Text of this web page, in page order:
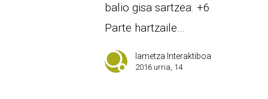
balio gisa sartzea. +6
Parte hartzaile…
Iametza Interaktiboa
2016 urria, 14